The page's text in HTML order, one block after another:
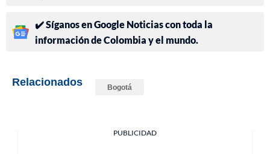
✔️ Síganos en Google Noticias con toda la
información de Colombia y el mundo.
Relacionados Bogotá
PUBLICIDAD